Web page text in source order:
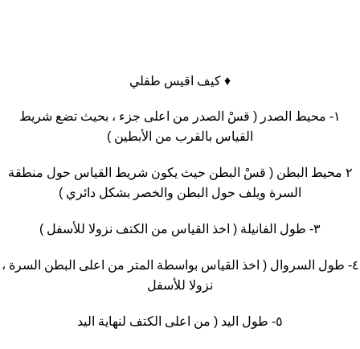
♦️ كيف اقيس طفلي
١- محيط الصدر ( قسْ الصدر من اعلى جزء ، بحيث تضع شريط
القياس بالقرب من الأبطين )
٢ محيط البطن ( قسْ البطن حيث يكون شريط القياس حول منطقة
السرة ويلف حول البطن والخصر بشكل دائري )
٣- طول الفانيلة ( اخذ القياس من الكتف نزولا للأسفل )
٤- طول السروال ( اخذ القياس بواسطة المتر من اعلى البطن السرة ،
نزولا للأسفل
٥- طول اليد ( من اعلى الكتف لنهاية اليد